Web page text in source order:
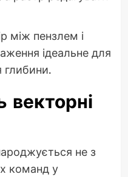
між пензлем і
ідеальне для
глибини.
не з
команд у